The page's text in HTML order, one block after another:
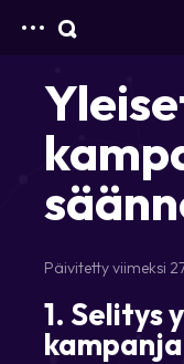
Päivitetty viimeksi
1. Selitys